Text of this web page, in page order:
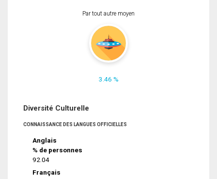
Par tout autre moyen
3.46 %
Diversité Culturelle
CONNAISSANCE DES LANGUES OFFICIELLES
Anglais
% de personnes
92.04
Français